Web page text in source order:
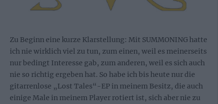
Zu Beginn eine kurze Klarstellung: Mit SUMMONING hatte
ich nie wirklich viel zu tun, zum einen, weil es meinerseits
nur bedingt Interesse gab, zum anderen, weil es sich auch
nie so richtig ergeben hat. So habe ich bis heute nur die
gitarrenlose „Lost Tales“-EP in meinem Besitz, die auch
einige Male in meinem Player rotiert ist, sich aber nie zu